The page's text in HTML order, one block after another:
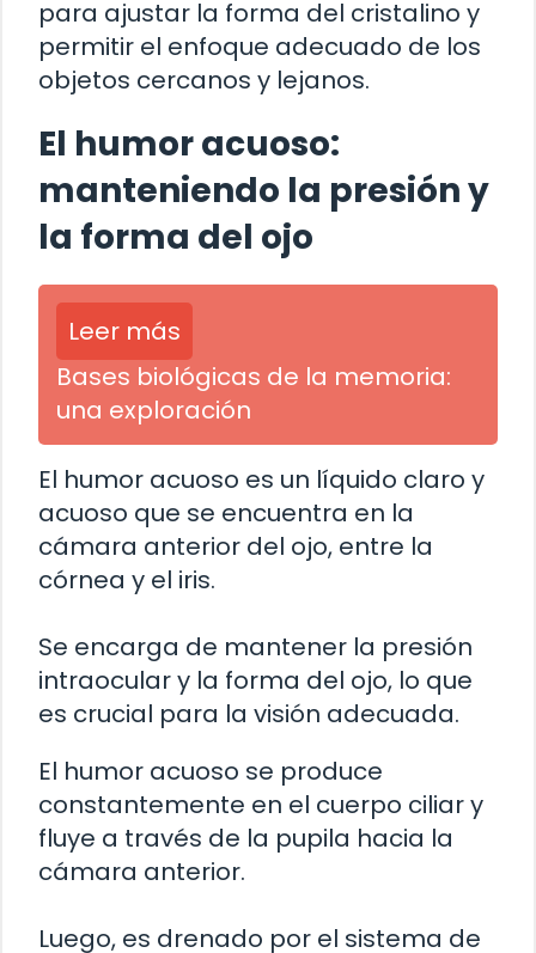
para ajustar la forma del cristalino y
permitir el enfoque adecuado de los
objetos cercanos y lejanos.
El humor acuoso:
manteniendo la presión y
la forma del ojo
Leer más
Bases biológicas de la memoria:
una exploración
El humor acuoso es un líquido claro y
acuoso que se encuentra en la
cámara anterior del ojo, entre la
córnea y el iris.
Se encarga de mantener la presión
intraocular y la forma del ojo, lo que
es crucial para la visión adecuada.
El humor acuoso se produce
constantemente en el cuerpo ciliar y
fluye a través de la pupila hacia la
cámara anterior.
Luego, es drenado por el sistema de